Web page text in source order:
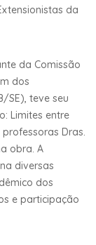
da
da Comissão
dos
SE), teve seu
Limites entre
Dras.
obra. A
diversas
dos
e participação